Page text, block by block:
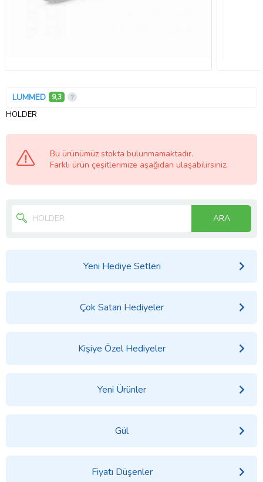
LUMMED 9,3
HOLDER
Bu ürünümüz stokta bulunmamaktadır.
Farklı ürün çeşitlerimize aşağıdan ulaşabilirsiniz.
ARA
Yeni Hediye Setleri
Çok Satan Hediyeler
Kişiye Özel Hediyeler
Yeni Ürünler
Gül
Fiyatı Düşenler